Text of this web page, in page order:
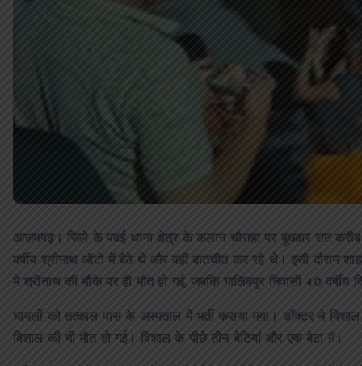
आज़मगढ़। जिले के पवई थाना क्षेत्र के कलान चौराहा पर बुधवार रात
वर्षीय श्रीनाथ ऑटो में बैठे थे और वहीं बातचीत कर रहे थे। इसी दौरान
में श्रीनाथ की मौके पर ही मौत हो गई, जबकि गालिबपुर निवासी 40 वर्षीय
घायलों को तत्काल पास के अस्पताल में भर्ती कराया गया। डॉक्टर ने
विशाल की भी मौत हो गई। विशाल के पीछे तीन बेटियां और एक बेटाहैं।